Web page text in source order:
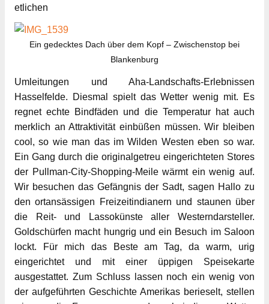
etlichen
Ein gedecktes Dach über dem Kopf – Zwischenstop bei
Blankenburg
Umleitungen und Aha-Landschafts-Erlebnissen
Hasselfelde. Diesmal spielt das Wetter wenig mit. Es
regnet echte Bindfäden und die Temperatur hat auch
merklich an Attraktivität einbüßen müssen. Wir bleiben
cool, so wie man das im Wilden Westen eben so war.
Ein Gang durch die originalgetreu eingerichteten Stores
der Pullman-City-Shopping-Meile wärmt ein wenig auf.
Wir besuchen das Gefängnis der Sadt, sagen Hallo zu
den ortansässigen Freizeitindianern und staunen über
die Reit- und Lassokünste aller Westerndarsteller.
Goldschürfen macht hungrig und ein Besuch im Saloon
lockt. Für mich das Beste am Tag, da warm, urig
eingerichtet und mit einer üppigen Speisekarte
ausgestattet. Zum Schluss lassen noch ein wenig von
der aufgeführten Geschichte Amerikas berieselt, stellen